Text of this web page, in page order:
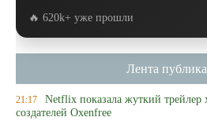
🔥 620k+ уже прошли
Лента
21:17 Netflix показала жуткий трейлер
создателей Oxenfree